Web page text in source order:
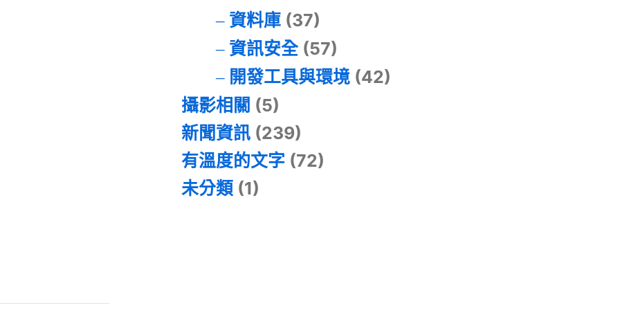
資料庫(37)
資訊安全(57)
開發工具與環境(42)
攝影相關 (5)
新聞資訊 (239)
有溫度的文字 (72)
未分類 (1)